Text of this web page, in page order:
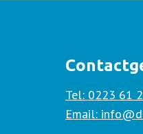
Tel: 0223 61
Email: